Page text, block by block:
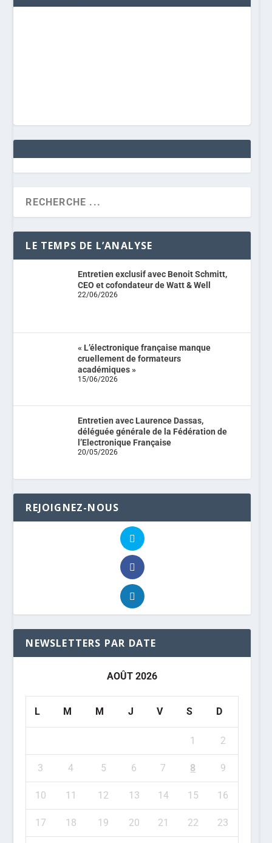
LE TEMPS DE L’ANALYSE
Entretien exclusif avec Benoit Schmitt,
CEO et cofondateur de Watt & Well
22/06/2026
« L’électronique française manque
cruellement de formateurs
académiques »
15/06/2026
Entretien avec Laurence Dassas,
déléguée générale de la Fédération de
l’Electronique Française
20/05/2026
REJOIGNEZ-NOUS
NEWSLETTERS PAR DATE
AOÛT 2026
L M M J V S D
1 2
3 4 5 6 7 8 9
10 11 12 13 14 15 16
17 18 19 20 21 22 23